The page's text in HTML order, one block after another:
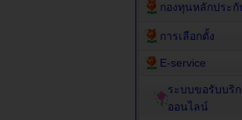
กองทุนหลักประ
การเลือกตั้ง
E-service
ระบบขอรับบริก
ออนไลน์